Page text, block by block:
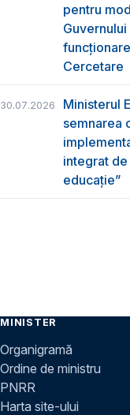
pentru
Cercetare
30.07.2026
Ministerul
semnarea
integrat
educație”
MINISTER
Organigramă
Ordine de ministru
PNRR
Harta site-ului